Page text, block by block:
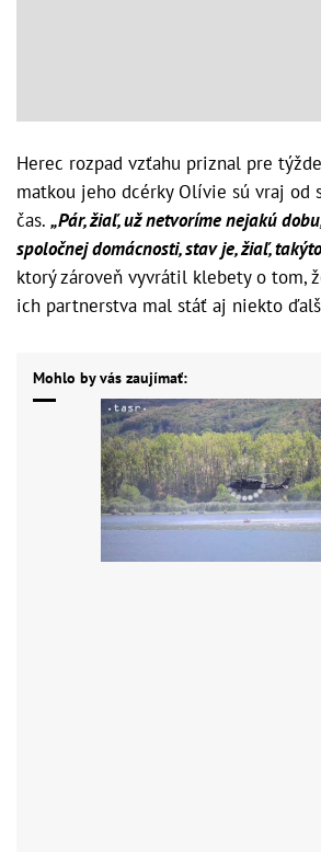
Herec rozpad vzťahu priznal pre
matkou jeho dcérky Olívie sú vraj od
čas. „Pár, žiaľ, už netvoríme nejakú
spoločnej domácnosti, stav je, žiaľ,
ktorý zároveň vyvrátil klebety o tom,
ich partnerstva mal stáť aj niekto
Mohlo by vás zaujímať: